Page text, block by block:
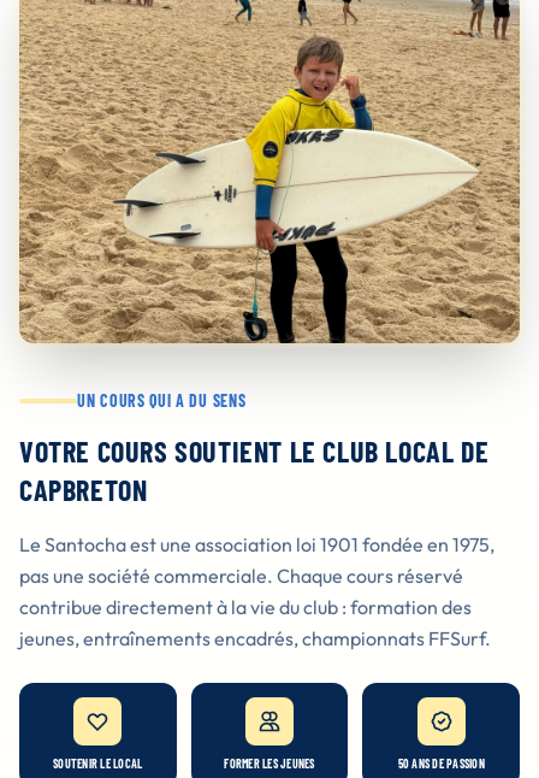
UN COURS QUI A DU SENS
VOTRE COURS SOUTIENT LE CLUB LOCAL DE
CAPBRETON
Le Santocha est une association loi 1901 fondée en 1975,
pas une société commerciale. Chaque cours réservé
contribue directement à la vie du club : formation des
jeunes, entraînements encadrés, championnats FFSurf.
SOUTENIR LE LOCAL FORMER LES JEUNES 50 ANS DE PASSION